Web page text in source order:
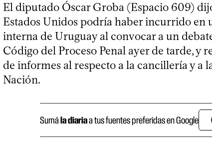
El diputado Óscar Groba (Espacio 609)
Estados Unidos podría haber incurrido en
interna de Uruguay al convocar a un
Código del Proceso Penal ayer de tarde, y
de informes al respecto a la cancillería y a
Nación.
Sumála diariaa tus fuentes preferidas en Google